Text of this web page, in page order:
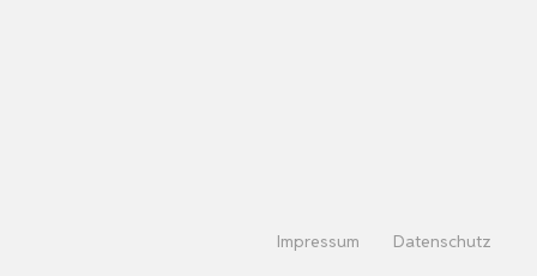
Impressum Datenschutz